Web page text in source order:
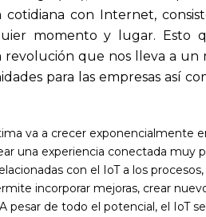
con Internet,
momento y lugar. Esto
revolución que nos lleva a
para las empresas así
va a crecer exponencialmente
una experiencia conectada muy
con el IoT a los
incorporar mejoras, crear
de todo el potencial, el IoT